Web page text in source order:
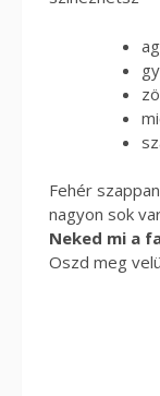
Fehér
nagyon sok
Neked mi a
Oszd meg